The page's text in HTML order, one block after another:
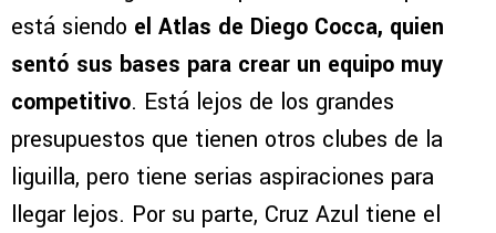
está siendo el Atlas de Diego Cocca, quien
sentó sus bases para crear un equipo muy
competitivo. Está lejos de los grandes
presupuestos que tienen otros clubes de la
liguilla, pero tiene serias aspiraciones para
llegar lejos. Por su parte, Cruz Azul tiene el